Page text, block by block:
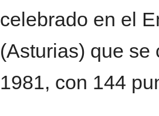
celebrado en el
(Asturias) que se
1981, con 144